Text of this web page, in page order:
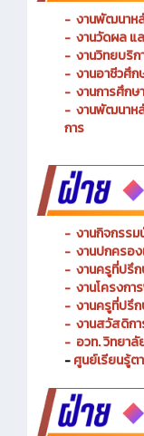
- งานพัฒนาห
- งานวัดผล แ
- งานวิทยบริก
- งานอาชีวศึก
- งานการศึกษ
- งานพัฒนาห
การ
- งานกิจกรรม
- งานปกครอ
- งานครูที่ปรึก
- งานโครงกา
- งานครูที่ปรึก
- งานสวัสดิก
- อวท. วิทยา
-ศูนย์เรียนรู้